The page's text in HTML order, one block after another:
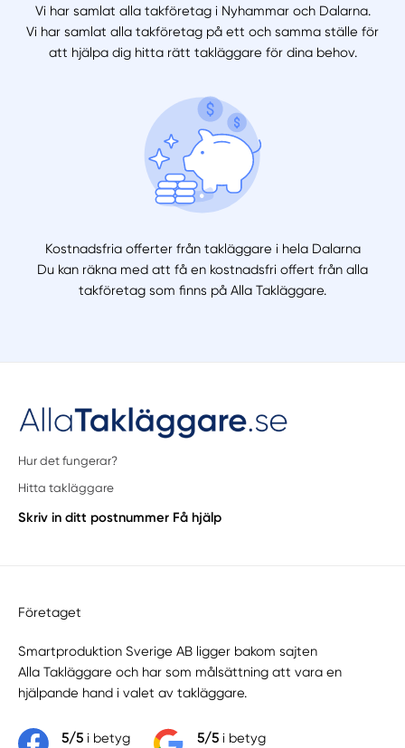
Vi har samlat alla takföretag i Nyhammar och Dalarna.
Vi har samlat alla takföretag på ett och samma ställe för
att hjälpa dig hitta rätt takläggare för dina behov.
Kostnadsfria offerter från takläggare i hela Dalarna
Du kan räkna med att få en kostnadsfri offert från alla
takföretag som finns på Alla Takläggare.
Hur det fungerar?
Hitta takläggare
Skriv in ditt postnummer Få hjälp
Företaget
Smartproduktion Sverige AB ligger bakom sajten
Alla Takläggare och har som målsättning att vara en
hjälpande hand i valet av takläggare.
5/5i betyg 5/5i betyg